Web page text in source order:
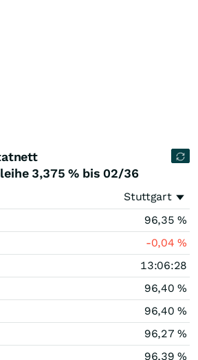
3,375 % bis 02/36
Stuttgart
96,35 %
-0,04%
13:06:28
96,40 %
96,40 %
96,27 %
96,39%